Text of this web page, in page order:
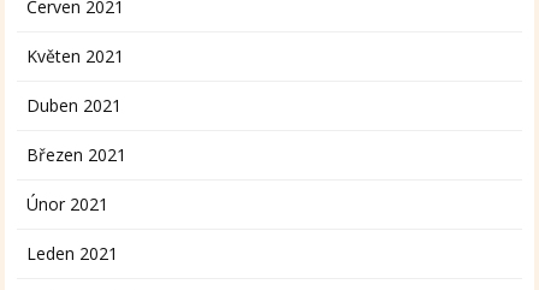
Červen 2021
Květen 2021
Duben 2021
Březen 2021
Únor 2021
Leden 2021